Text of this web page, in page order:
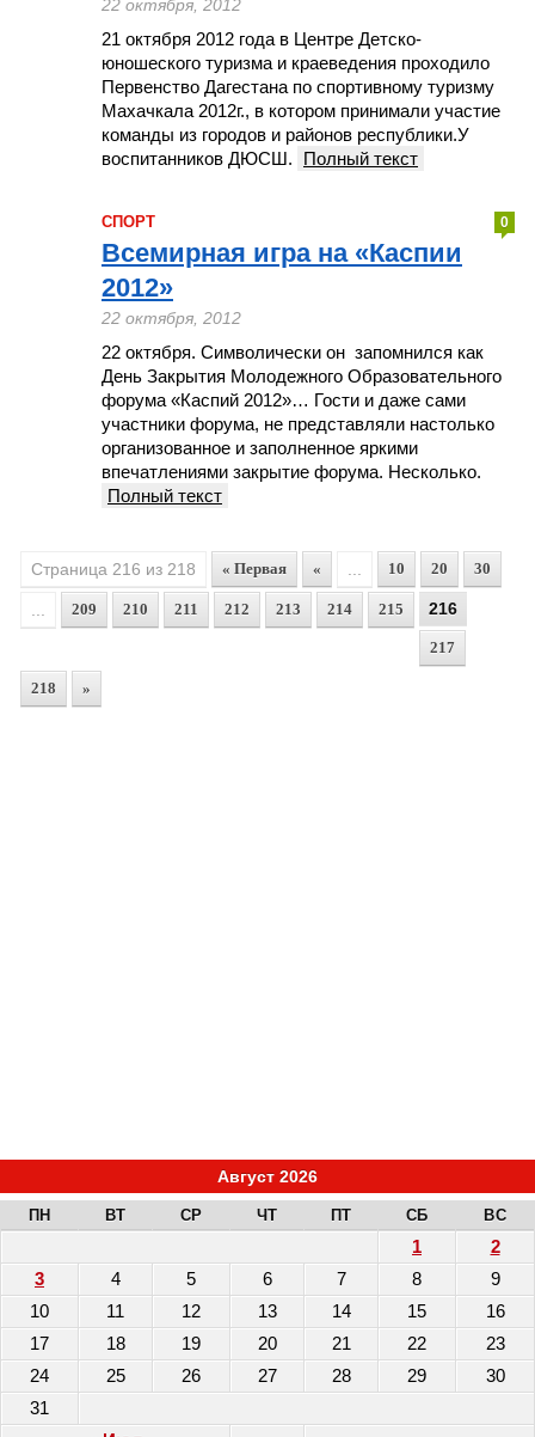
22 октября, 2012
21 октября 2012 года в Центре Детско-
юношеского туризма и краеведения проходило
Первенство Дагестана по спортивному туризму
Махачкала 2012г., в котором принимали участие
команды из городов и районов республики.У
воспитанников ДЮСШ.
Полный текст
СПОРТ 0
Всемирная игра на «Каспии
2012»
22 октября, 2012
22 октября. Символически он запомнился как
День Закрытия Молодежного Образовательного
форума «Каспий 2012»… Гости и даже сами
участники форума, не представляли настолько
организованное и заполненное яркими
впечатлениями закрытие форума. Несколько.
Полный текст
Страница 216 из 218 « Первая « 10 20 30
209 210 211 212 213 214 215 216
217
218 »
Август 2026
ПН ВТ СР ЧТ ПТ СБ ВС
1
2
3
4 5 6 7 8
9
10
11 12 13 14 15
16
17
18 19 20 21 22
23
24
25 26 27 28 29
30
31